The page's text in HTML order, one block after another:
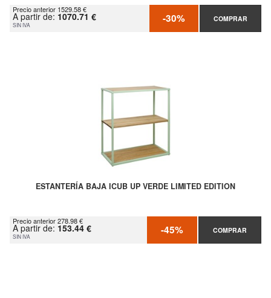
Precio anterior 1529.58 €
A partir de: 1070.71 €
SIN IVA -30% COMPRAR
ESTANTERÍA BAJA ICUB UP VERDE LIMITED EDITION
Precio anterior 278.98 €
A partir de: 153.44 €
SIN IVA -45% COMPRAR